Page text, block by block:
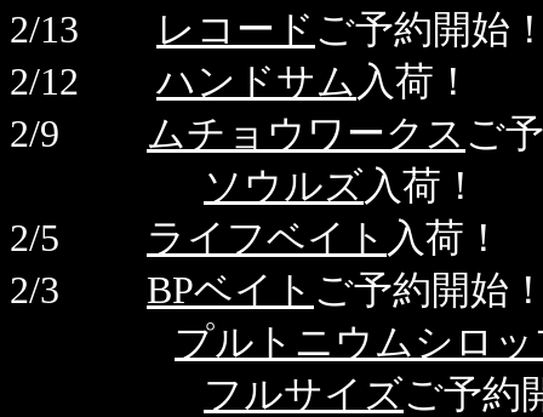
2/13
レコード ご予約開始
2/12ハンドサム 入荷！
2/9 ムチョウワークス ご
ソウルズ入荷！
2/5 ライフベイト 入荷！
2/3 BPベイト ご予約開始
プルトニウムシロ
フルサイズご予約